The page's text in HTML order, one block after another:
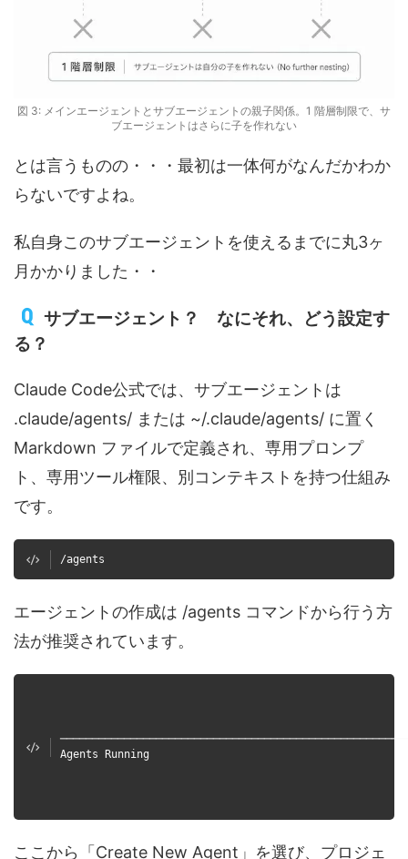
図 3: メインエージェントとサブエージェントの親子関係。1 階層制限で、サ
ブエージェントはさらに子を作れない
とは言うものの・・・最初は一体何がなんだかわか
らないですよね。
私自身このサブエージェントを使えるまでに丸3ヶ
月かかりました・・
サブエージェント？ なにそれ、どう設定す
る？
Claude Code公式では、サブエージェントは
.claude/agents/ または ~/.claude/agents/ に置く
Markdown ファイルで定義され、専用プロンプ
ト、専用ツール権限、別コンテキストを持つ仕組み
です。
/agents
エージェントの作成は /agents コマンドから行う方
法が推奨されています。
Agents Running
ここから「Create New Agent」を選び、プロジェ